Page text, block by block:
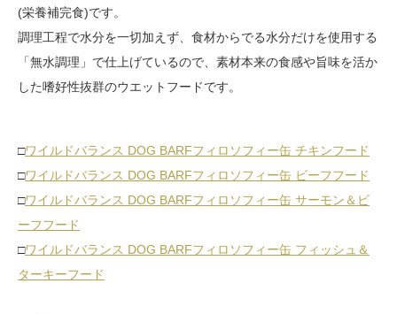
(栄養補完食)です。
調理工程で水分を一切加えず、食材からでる水分だけを使用する
「無水調理」で仕上げているので、素材本来の食感や旨味を活か
した嗜好性抜群のウエットフードです。
□ワイルドバランス DOG BARFフィロソフィー缶 チキンフード
□ワイルドバランス DOG BARFフィロソフィー缶 ビーフフード
□ワイルドバランス DOG BARFフィロソフィー缶 サーモン＆ビ
ーフフード
□ワイルドバランス DOG BARFフィロソフィー缶 フィッシュ＆
ターキーフード